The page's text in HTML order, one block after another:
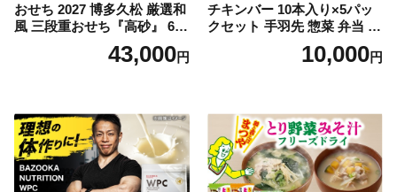
おせち 2027 博多久松 厳選和
風 三段重おせち『高砂』 6.5
寸 3段重 2～3人前 おせち料
理 重箱 お正月 冷凍おせち 縁
ち 本格おせち おせち予約 年
末 年始 お取り寄せ 新春 贅沢
おせち こだわりおせち 惣菜
老舗おせち ふるさと納税お
せち 御節 お節料理 正月 調理
43,000円
チキンバー 10本入り×5パッ
クセット 手羽先 惣菜 弁当 お
かず お酒 おつまみ ギフト キ
ャンプ アウトドア キャンプ
10,000円